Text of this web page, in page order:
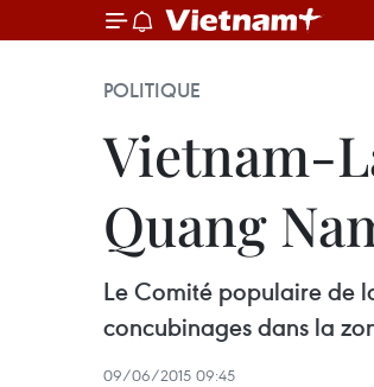
POLITIQUE
Vietnam-
Quang
Le Comité populaire de
concubinages dans la
09/06/2015 09:45